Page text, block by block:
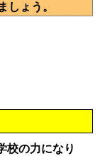
しょう。
校の力になり